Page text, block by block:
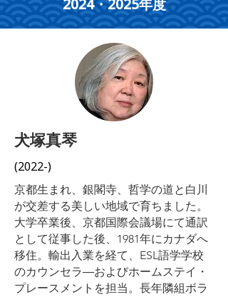
2024・2025年度
犬塚真琴
(2022-)
京都生まれ、銀閣寺、哲学の道と白川
が交差する美しい地域で育ちました。
大学卒業後、京都国際会議場にて通訳
として従事した後、1981年にカナダへ
移住。輸出入業を経て、ESL語学学校
のカウンセラ―およびホームステイ・
プレースメントを担当。長年隣組ボラ